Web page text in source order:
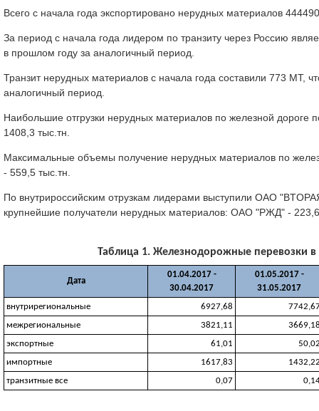
Всего с начала года экспортировано нерудных материалов
За период с начала года лидером по транзиту через Россию
в прошлом году за аналогичный период.
Транзит нерудных материалов с начала года составили 773
аналогичный период.
Наибольшие отгрузки нерудных материалов по железной дороге
1408,3 тыс.тн.
Максимальные объемы получение нерудных материалов по
- 559,5 тыс.тн.
По внутрироссийским отрузкам лидерами выступили OAO
крупнейшие получатели нерудных материалов: ОАО "РЖД" -
Таблица 1. Железнодорожные перевозки в
Дата
01.04.2017 -
30.04.2017
01.05.2017 -
31.05.2017
внутрирегиональные
6927,68
межрегиональные
3821,11
экспортные
61,01
импортные
1617,83
транзитные все
0,07